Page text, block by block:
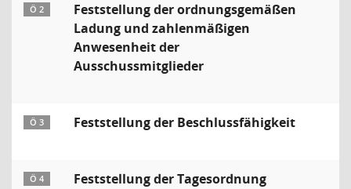
Ö 2
Feststellung der ordnungsgemäßen
Ladung und zahlenmäßigen
Anwesenheit der
Ausschussmitglieder
Ö 3 Feststellung der Beschlussfähigkeit
Ö 4 Feststellung der Tagesordnung